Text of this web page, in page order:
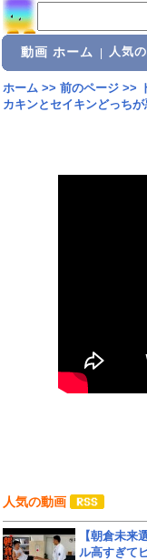
動画 ホーム 人気
ホーム>> 前のページ>>
カキンとセイキンどっち
人気の動画
【朝倉未来
ル高すぎて